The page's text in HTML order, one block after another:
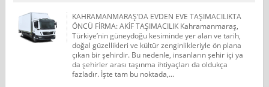
KAHRAMANMARAŞ’DA EVDEN EVE TAŞIMACILIKTA
ÖNCÜ FİRMA: AKİF TAŞIMACILIK Kahramanmaraş,
Türkiye’nin güneydoğu kesiminde yer alan ve tarih,
doğal güzellikleri ve kültür zenginlikleriyle ön plana
çıkan bir şehirdir. Bu nedenle, insanların şehir içi ya
da şehirler arası taşınma ihtiyaçları da oldukça
fazladır. İşte tam bu noktada,...